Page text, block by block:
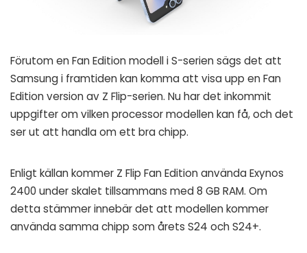
Förutom en Fan Edition modell i S-serien sägs det att
Samsung i framtiden kan komma att visa upp en Fan
Edition version av Z Flip-serien. Nu har det inkommit
uppgifter om vilken processor modellen kan få, och det
ser ut att handla om ett bra chipp.
Enligt källan kommer Z Flip Fan Edition använda Exynos
2400 under skalet tillsammans med 8 GB RAM. Om
detta stämmer innebär det att modellen kommer
använda samma chipp som årets S24 och S24+.